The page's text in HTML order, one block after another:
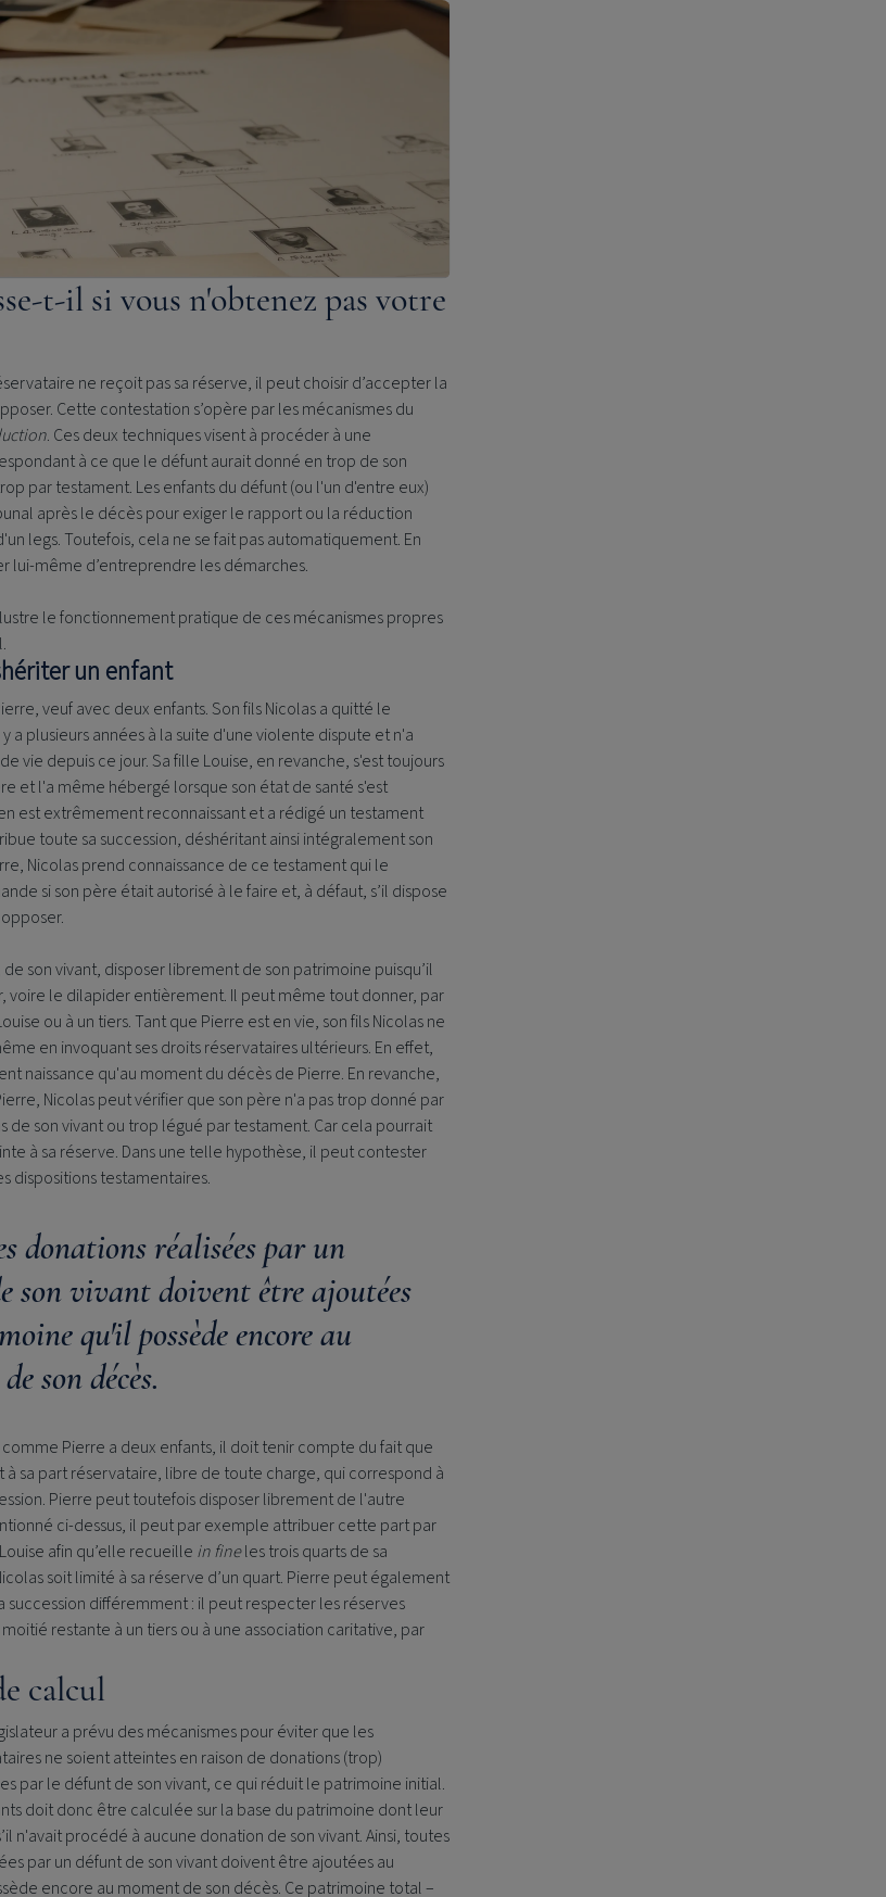
t-il si vous n'obtenez pas votre
ne reçoit pas sa réserve, il peut choisir d’accepter la
Cette contestation s’opère par les mécanismes du
. Ces deux techniques visent à procéder à une
à ce que le défunt aurait donné en trop de son
par testament. Les enfants du défunt (ou l'un d'entre eux)
après le décès pour exiger le rapport ou la réduction
legs. Toutefois, cela ne se fait pas automatiquement. En
lui-même d’entreprendre les démarches.
le fonctionnement pratique de ces mécanismes propres
un enfant
veuf avec deux enfants. Son fils Nicolas a quitté le
a plusieurs années à la suite d'une violente dispute et n'a
vie depuis ce jour. Sa fille Louise, en revanche, s'est toujours
et l'a même hébergé lorsque son état de santé s'est
est extrêmement reconnaissant et a rédigé un testament
toute sa succession, déshéritant ainsi intégralement son
Nicolas prend connaissance de ce testament qui le
si son père était autorisé à le faire et, à défaut, s’il dispose
son vivant, disposer librement de son patrimoine puisqu’il
voire le dilapider entièrement. Il peut même tout donner, par
ou à un tiers. Tant que Pierre est en vie, son fils Nicolas ne
en invoquant ses droits réservataires ultérieurs. En effet,
naissance qu'au moment du décès de Pierre. En revanche,
Nicolas peut vérifier que son père n'a pas trop donné par
de son vivant ou trop légué par testament. Car cela pourrait
à sa réserve. Dans une telle hypothèse, il peut contester
dispositions testamentaires.
donations réalisées par un
son vivant doivent être ajoutées
qu'il possède encore au
son décès.
Pierre a deux enfants, il doit tenir compte du fait que
à sa part réservataire, libre de toute charge, qui correspond à
Pierre peut toutefois disposer librement de l'autre
ci-dessus, il peut par exemple attribuer cette part par
afin qu’elle recueille in fineles trois quarts de sa
soit limité à sa réserve d’un quart. Pierre peut également
succession différemment : il peut respecter les réserves
restante à un tiers ou à une association caritative, par
calcul
a prévu des mécanismes pour éviter que les
ne soient atteintes en raison de donations (trop)
par le défunt de son vivant, ce qui réduit le patrimoine initial.
doit donc être calculée sur la base du patrimoine dont leur
n'avait procédé à aucune donation de son vivant. Ainsi, toutes
par un défunt de son vivant doivent être ajoutées au
encore au moment de son décès. Ce patrimoine total –